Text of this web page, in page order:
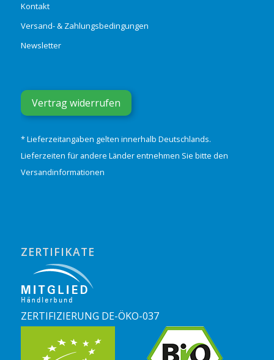
Kontakt
Versand- & Zahlungsbedingungen
Newsletter
Vertrag widerrufen
* Lieferzeitangaben gelten innerhalb Deutschlands.
Lieferzeiten für andere Länder entnehmen Sie bitte den
Versandinformationen
ZERTIFIKATE
ZERTIFIZIERUNG DE-ÖKO-037